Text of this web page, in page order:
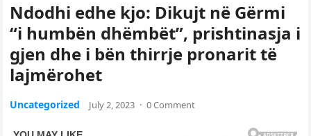
Ndodhi edhe kjo: Dikujt në Gërmi
“i humbën dhëmbët”, prishtinasja i
gjen dhe i bën thirrje pronarit të
lajmërohet
Uncategorized July 2, 2023 · 0 Comment